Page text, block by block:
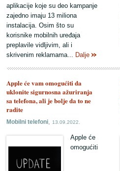
aplikacije koje su deo kampanje
zajedno imaju 13 miliona
instalacija. Osim što su
korisnike mobilnih uređaja
preplavile vidljivim, ali i
skrivenim reklamama... Dalje
Apple će vam omogućiti da
uklonite sigurnosna ažuriranja
sa telefona, ali je bolje da to ne
radite
Mobilni telefoni,13.09.2022.
Apple će
omogućiti